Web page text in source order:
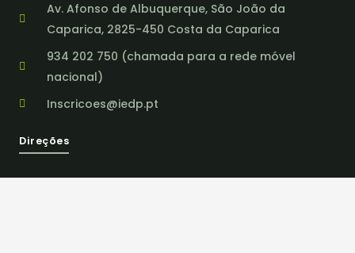
Av. Afonso de Albuquerque, São João da
Caparica, 2825-450 Costa da Caparica
934 202 750 (chamada para a rede móvel
nacional)
Inscricoes@iedp.pt
Direções